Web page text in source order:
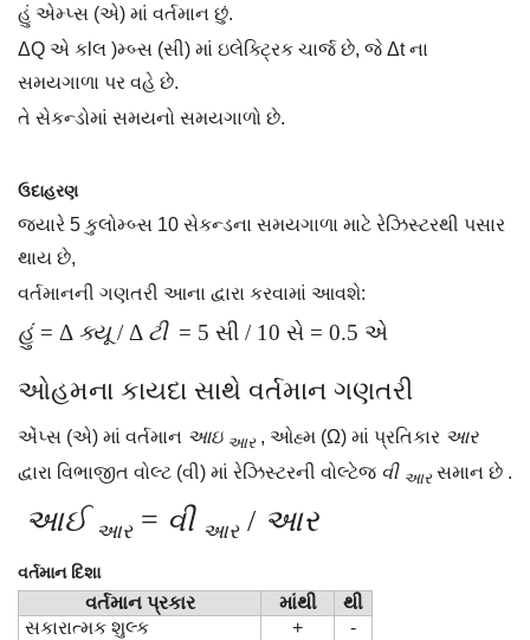
હું એમ્પ્સ (એ) માં વર્તમાન છું.
ΔQ એ કlલ )મ્બ્સ (સી) માં ઇલેક્ટ્રિક ચાર્જ છે, જે Δt ના
સમયગાળા પર વહે છે.
તે સેકન્ડોમાં સમયનો સમયગાળો છે.
ઉદાહરણ
જ્યારે 5 કુલોમ્બ્સ 10 સેકન્ડના સમયગાળા માટે રેઝિસ્ટરથી પસાર
થાય છે,
વર્તમાનની ગણતરી આના દ્વારા કરવામાં આવશે:
હું= Δ ક્યૂ/ Δ ટી= 5 સી / 10 સે = 0.5 એ
ઓહમના કાયદા સાથે વર્તમાન ગણતરી
એંપ્સ (એ) માં વર્તમાન આઇ આર, ઓહ્મ (Ω) માં પ્રતિકાર આર
દ્વારા વિભાજીત વોલ્ટ (વી) માં રેઝિસ્ટરની વોલ્ટેજ વી આરસમાન છે .
આઈ આર= વી આર/ આર
વર્તમાન દિશા
વર્તમાન પ્રકાર માંથી
થી
સકારાત્મક શુલ્ક
+
-